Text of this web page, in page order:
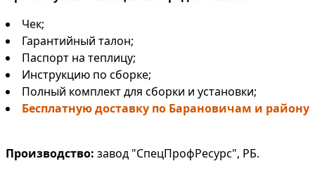
Чек;
Гарантийный талон;
Паспорт на теплицу;
Инструкцию по сборке;
Полный комплект для сборки и установки;
Бесплатную доставку по Барановичам и району
Производство: завод "СпецПрофРесурс", РБ.